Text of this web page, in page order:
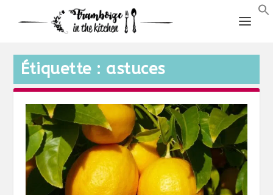
Étiquette : astuces